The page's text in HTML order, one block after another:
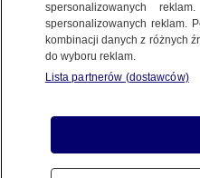
Posłuchaj artykułu
Czyta lektor AI
spersonalizowanych
spersonalizowanych reklam.
kombinacji danych z różnych
do wyboru reklam.
Lista partnerów (dostawców)